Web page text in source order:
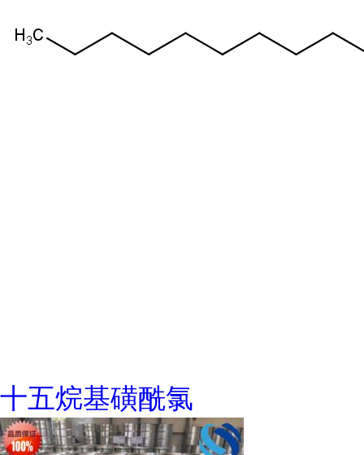
十五烷基磺酰氯